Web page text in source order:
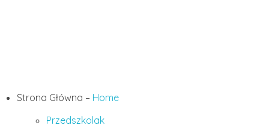
Strona Główna – Home
Przedszkolak